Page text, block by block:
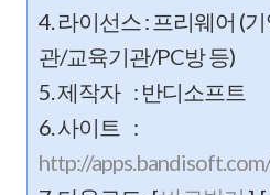
4. 라이선스 : 프리웨어 (
관/교육기관/PC방 등)
5. 제작자 : 반디소프트
6. 사이트 :
http://